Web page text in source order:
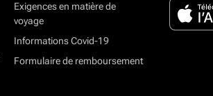
Exigences en matière de
voyage
Informations Covid-19
Formulaire de remboursement